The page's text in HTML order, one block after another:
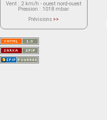
Vent : 2 km/h - ouest nord-ouest
Pression : 1018 mbar
Prévisions >>
actuellement aucune prévision
Saint-Nom.
Veuillez consulter le message du
service ci-dessous.
(401 - Invalid API key. Please see
https://openweathermap.org/faq#error401